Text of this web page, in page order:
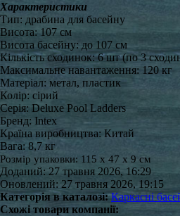
Характеристики
Тип: драбина для басейну
Висота: 107 см
Висота басейну: до 107 см
Кількість сходинок: 6 шт (по 3
Максимальне навантаження: 120 кг
Матеріал: метал, пластик
Колір: сірий
Серія: Deluxe Pool Ladders
Бренд: Intex
Країна виробництва: Китай
Вага: 8,7 кг
Розмір упаковки: 115 x 47 x 9 см
Доданий: 27 травня 2026, 16:29
Оновлений: 27 травня 2026, 19:15
Категорія в каталозі: Каркасні
Схожі товари компанії: